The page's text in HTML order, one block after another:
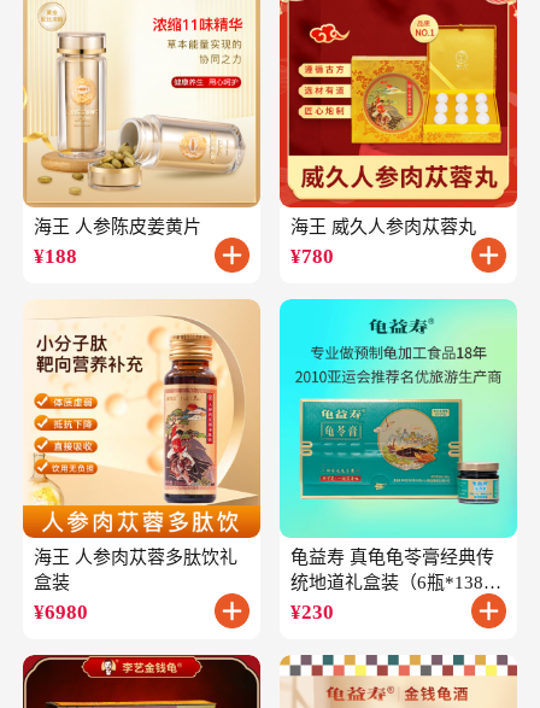
海王 人参陈皮姜黄片
¥188
海王 威久人参肉苁蓉丸
¥780
海王 人参肉苁蓉多肽饮礼
盒装
¥6980
龟益寿 真龟龟苓膏经典传
统地道礼盒装（6瓶*138
克）
¥230